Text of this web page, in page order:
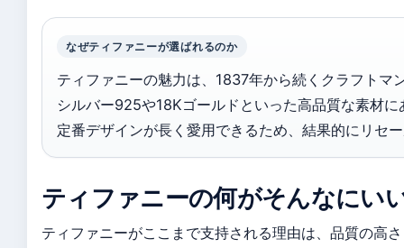
なぜティファニーが選ばれるのか
ティファニーの魅力は、1837年から続くクラフトマ
シルバー925や18Kゴールドといった高品質な素材に
定番デザインが長く愛用できるため、結果的にリセ
ティファニーの何がそんなにい
ティファニーがここまで支持される理由は、品質の高